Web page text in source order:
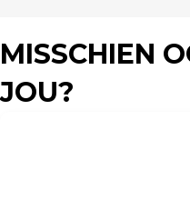
MISSCHIEN
JOU?